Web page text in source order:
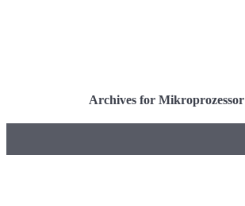
Archives for Mikroprozessor